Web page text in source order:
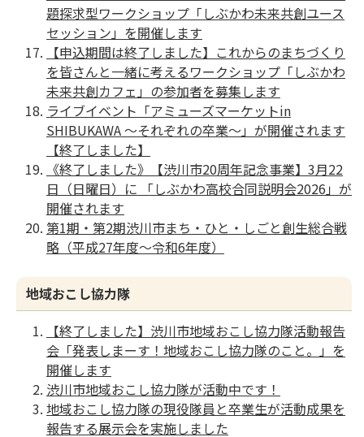
題探求型ワークショップ「しぶかわ未来共創ユース
セッション」を開催します
【申込期間は終了しました】これからのまちづくり
を皆さんと一緒に考えるワークショップ「しぶかわ
未来共創カフェ」の参加者を募集します
ライブイベント「アミューズマーケットin
SHIBUKAWA ～それぞれの卒業～」が開催されます
【終了しました】
《終了しました》【渋川市20周年記念事業】3月22
日（日曜日）に 「しぶかわ高校合同説明会2026」が
開催されます
第1期・第2期渋川市まち・ひと・しごと創生総合戦
略（平成27年度〜令和6年度）
地域おこし協力隊
【終了しました】渋川市地域おこし協力隊活動報告
会「発表しまーす！地域おこし協力隊のこと。」を
開催します
渋川市地域おこし協力隊が活動中です！
地域おこし協力隊の現役隊員と卒業生が活動成果を
報告する展示会を実施しました